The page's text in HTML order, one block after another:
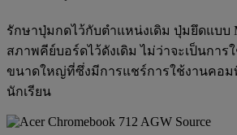
รักษาปุ่มกดไว้กับตำแหน่งเดิม ปุ่มยึดแบบ
สภาพคีย์บอร์ดไว้ดังเดิม ไม่ว่าจะเป็นการ
ขนาดใหญ่ที่ซึ่งมีการแชร์การใช้งานคอม
นักเรียน